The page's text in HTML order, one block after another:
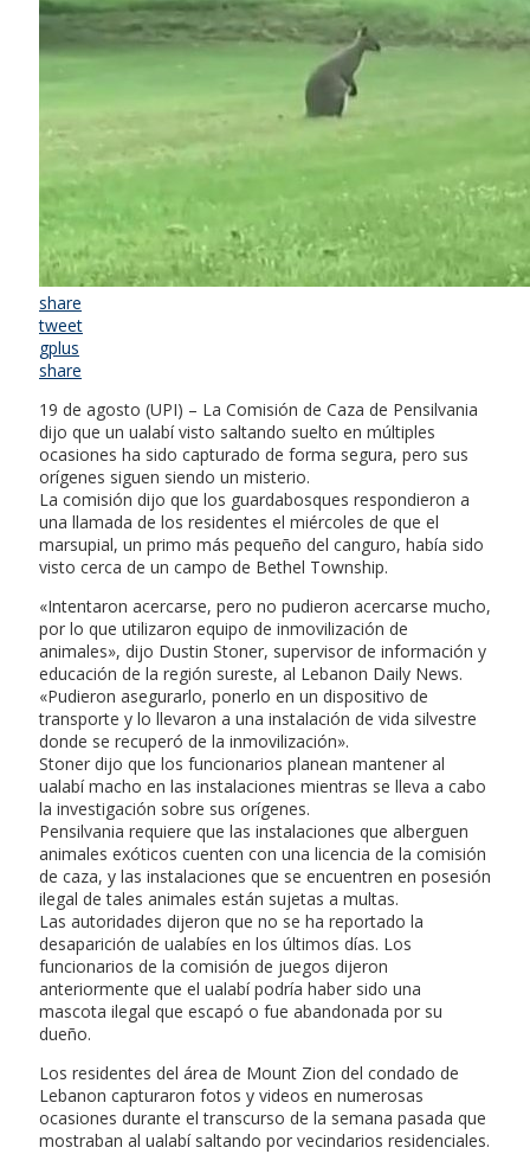
share
tweet
gplus
share
19 de agosto (UPI) – La Comisión de Caza de Pensilvania
dijo que un ualabí visto saltando suelto en múltiples
ocasiones ha sido capturado de forma segura, pero sus
orígenes siguen siendo un misterio.
La comisión dijo que los guardabosques respondieron a
una llamada de los residentes el miércoles de que el
marsupial, un primo más pequeño del canguro, había sido
visto cerca de un campo de Bethel Township.
«Intentaron acercarse, pero no pudieron acercarse mucho,
por lo que utilizaron equipo de inmovilización de
animales», dijo Dustin Stoner, supervisor de información y
educación de la región sureste, al Lebanon Daily News.
«Pudieron asegurarlo, ponerlo en un dispositivo de
transporte y lo llevaron a una instalación de vida silvestre
donde se recuperó de la inmovilización».
Stoner dijo que los funcionarios planean mantener al
ualabí macho en las instalaciones mientras se lleva a cabo
la investigación sobre sus orígenes.
Pensilvania requiere que las instalaciones que alberguen
animales exóticos cuenten con una licencia de la comisión
de caza, y las instalaciones que se encuentren en posesión
ilegal de tales animales están sujetas a multas.
Las autoridades dijeron que no se ha reportado la
desaparición de ualabíes en los últimos días. Los
funcionarios de la comisión de juegos dijeron
anteriormente que el ualabí podría haber sido una
mascota ilegal que escapó o fue abandonada por su
dueño.
Los residentes del área de Mount Zion del condado de
Lebanon capturaron fotos y videos en numerosas
ocasiones durante el transcurso de la semana pasada que
mostraban al ualabí saltando por vecindarios residenciales.